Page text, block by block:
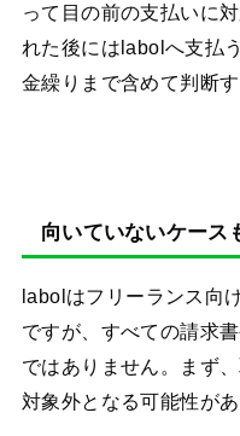
って目の前の支払いに
れた後にはlabolへ支払
金繰りまで含めて判断
向いていないケース
labolはフリーランス向
ですが、すべての請求
ではありません。まず
対象外となる可能性があ